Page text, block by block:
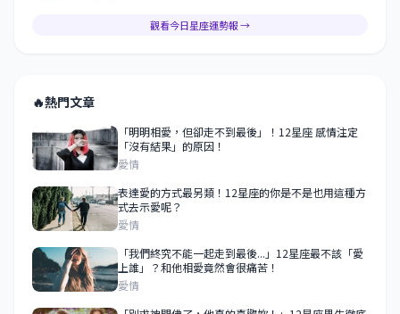
觀看今日星座運勢報 →
🔥熱門文章
「明明相愛，但卻走不到最後」！12星座 感情注定
「沒有結果」的原因！
愛情
表達愛的方式最另類！12星座的你是不是也用這種方
式去示愛呢？
愛情
「我們終究不能一起走到最後...」12星座最不該「愛
上誰」？和他相愛竟然會很痛苦！
愛情